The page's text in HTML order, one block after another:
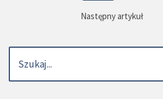
Następny artykuł